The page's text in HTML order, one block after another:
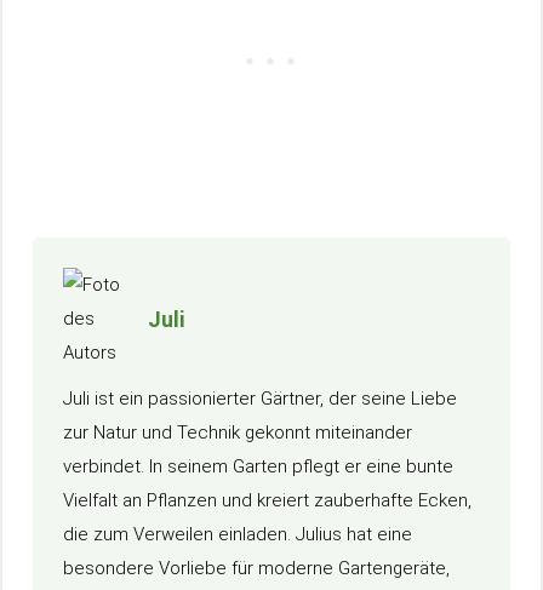
Juli
Juli ist ein passionierter Gärtner, der seine Liebe
zur Natur und Technik gekonnt miteinander
verbindet. In seinem Garten pflegt er eine bunte
Vielfalt an Pflanzen und kreiert zauberhafte Ecken,
die zum Verweilen einladen. Julius hat eine
besondere Vorliebe für moderne Gartengeräte,